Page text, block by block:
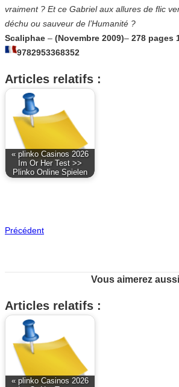
vraiment ? Et ce Gabriel aux allures de flic
déchu ou sauveur de l’Humanité ?
Scaliphae – (Novembre 2009)– 278 pages
9782953368352
Articles relatifs :
« plinko Casinos 2026
Im Or Her Test >>
Plinko Online Spielen
Précédent
Vous aimerez aussi
Articles relatifs :
« plinko Casinos 2026